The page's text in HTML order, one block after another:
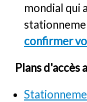
mondial qui
confirmer
Plans d'accès